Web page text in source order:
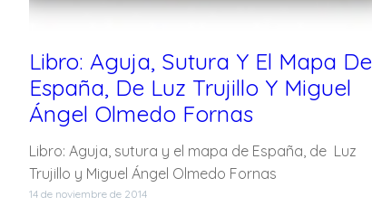
Libro: Aguja, Sutura Y El Mapa De
España, De Luz Trujillo Y Miguel
Ángel Olmedo Fornas
Libro: Aguja, sutura y el mapa de España, de Luz
Trujillo y Miguel Ángel Olmedo Fornas
14 de noviembre de 2014